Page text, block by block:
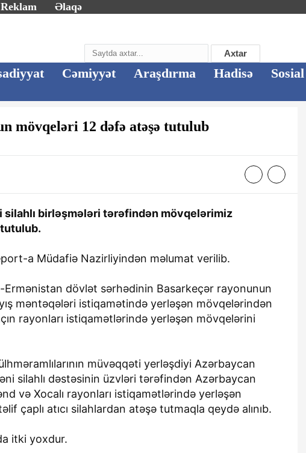
Reklam Əlaqə
Axtar
Cəmiyyət Araşdırma Hadisə Sosial
mövqeləri 12 dəfə atəşə tutulub
silahlı birləşmələri tərəfindən mövqelərimiz
a Müdafiə Nazirliyindən məlumat verilib.
dövlət sərhədinin Basarkeçər rayonunun
məntəqələri istiqamətində yerləşən mövqelərindən
rayonları istiqamətlərində yerləşən mövqelərini
müvəqqəti yerləşdiyi Azərbaycan
silahlı dəstəsinin üzvləri tərəfindən Azərbaycan
və Xocalı rayonları istiqamətlərində yerləşən
çaplı atıcı silahlardan atəşə tutmaqla qeydə alınıb.
itki yoxdur.